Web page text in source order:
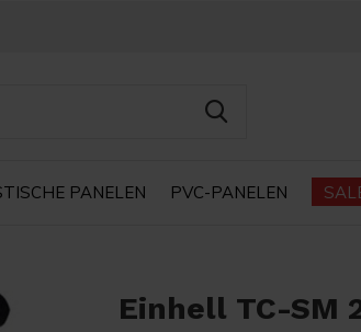
PANELEN PVC-PANELEN
Einhell TC-SM